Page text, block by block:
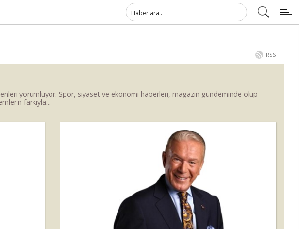
RSS
yorumluyor. Spor, siyaset ve ekonomi haberleri, magazin gündeminde olup
farkıyla...